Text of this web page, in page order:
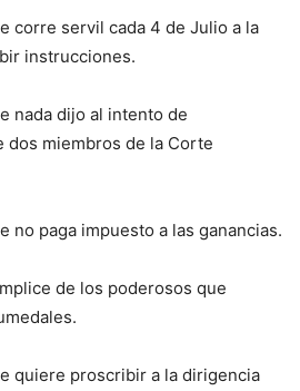
corre servil cada 4 de Julio a la
instrucciones.
nada dijo al intento de
dos miembros de la Corte
no paga impuesto a las ganancias.
de los poderosos que
quiere proscribir a la dirigencia